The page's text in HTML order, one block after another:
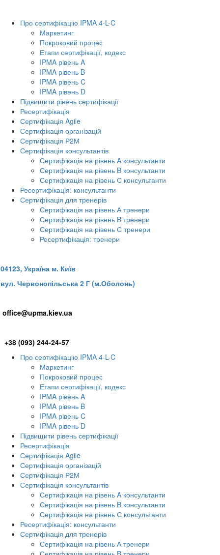
Про сертифікацію IPMA 4-L-C
Маркетинг
Покроковий процес
Етапи сертифікації, кодекс
IPMA рівень A
IPMA рівень B
IPMA рівень C
IPMA рівень D
Підвищити рівень сертифікації
Ресертифікація
Сертифікація Agile
Сертифікація організацій
Сертифікація Р2М
Сертифікація консультантів
Сертифікація на рівень A консультанти
Сертифікація на рівень B консультанти
Сертифікація на рівень С консультанти
Ресертифікація: консультанти
Сертифікація для тренерів
Сертифікація на рівень А тренери
Сертифікація на рівень B тренери
Сертифікація на рівень С тренери
Ресертифікація: тренери
04123, Україна м. Київ
вул. Червонопільська 2 Г (м.Оболонь)
office@upma.kiev.ua
+38 (093) 244-24-57
Про сертифікацію IPMA 4-L-C
Маркетинг
Покроковий процес
Етапи сертифікації, кодекс
IPMA рівень A
IPMA рівень B
IPMA рівень C
IPMA рівень D
Підвищити рівень сертифікації
Ресертифікація
Сертифікація Agile
Сертифікація організацій
Сертифікація Р2М
Сертифікація консультантів
Сертифікація на рівень A консультанти
Сертифікація на рівень B консультанти
Сертифікація на рівень С консультанти
Ресертифікація: консультанти
Сертифікація для тренерів
Сертифікація на рівень А тренери